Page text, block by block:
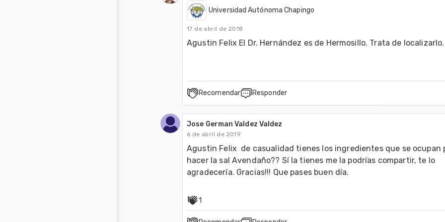
Universidad Autónoma Chapingo
17 de abril de 2018
Agustin Felix El Dr. Hernández es de Hermosillo. Trata de localizarlo.
Recomendar Responder
Jose German Valdez Valdez
6 de abril de 2019
Agustin Felix  de casualidad tienes los ingredientes que se ocupan
hacer la sal Avendaño?? Sí la tienes me la podrías compartir, te lo
agradecería. Gracias!!! Que pases buen día.
1